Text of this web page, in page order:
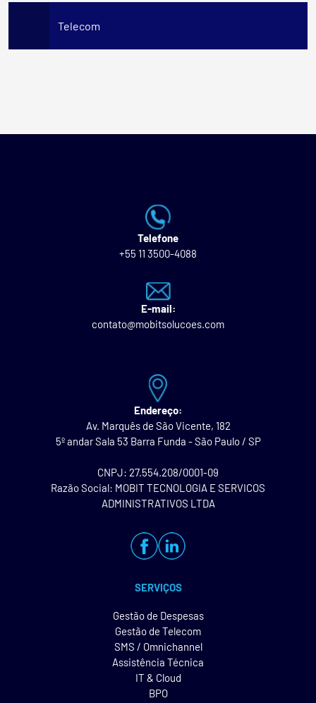
Telecom
Telefone
+55 11 3500-4088
E-mail:
contato@mobitsolucoes.com
Endereço:
Av. Marquês de São Vicente, 182
5º andar Sala 53 Barra Funda - São Paulo / SP
CNPJ: 27.554.208/0001-09
Razão Social: MOBIT TECNOLOGIA E SERVICOS
ADMINISTRATIVOS LTDA
SERVIÇOS
Gestão de Despesas
Gestão de Telecom
SMS / Omnichannel
Assistência Técnica
IT & Cloud
BPO